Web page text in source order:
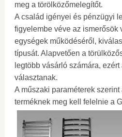
meg a törölközőmelegítőt.
A család igényei és pénzügyi
figyelembe véve az ismerősök
egységek működéséről,
típusát. Alapvetően a
legtöbb vásárló számára,
választanak.
A műszaki paraméterek
terméknek meg kell felelnie a